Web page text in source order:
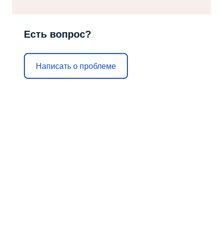
Есть вопрос?
Написать о проблеме